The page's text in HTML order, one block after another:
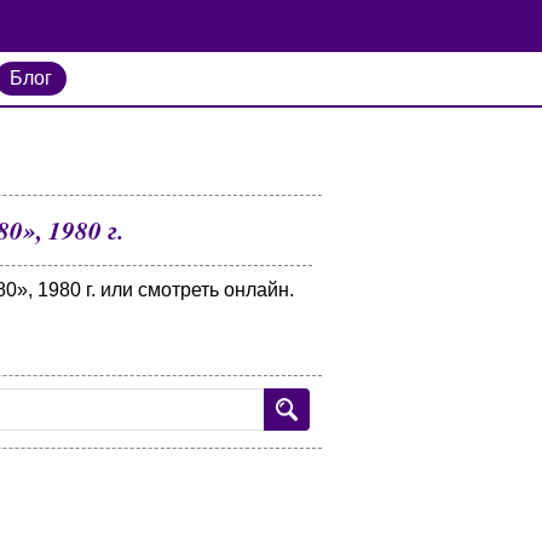
Блог
1980 г.
1980 г. или смотреть онлайн.